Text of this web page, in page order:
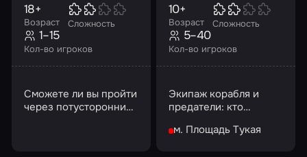
Возраст
18+
Сложность
Кол-во игроков
1–15
Сможете ли вы пройти
через потусторонний
Возраст
10+
Сложность
Кол-во игроков
5–40
Экипаж корабля и
предатели: кто
м. Площадь Тукая